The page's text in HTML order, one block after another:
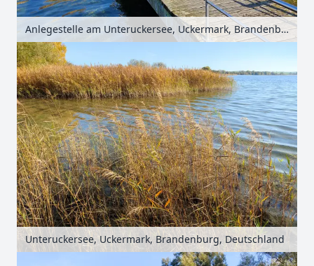
Anlegestelle am Unteruckersee, Uckermark, Brandenburg, Deutschland
Unteruckersee, Uckermark, Brandenburg, Deutschland